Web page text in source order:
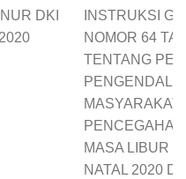
DKI
INSTRUKSI
NOMOR 64
TENTANG
MASYARAKAT
MASA LIBUR
NATAL 2020